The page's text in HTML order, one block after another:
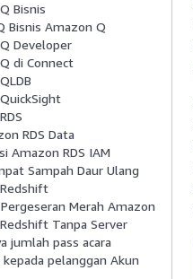
Bisnis
Bisnis Amazon Q
Developer
di Connect
RDS Data
Amazon RDS IAM
Sampah Daur Ulang
Merah Amazon
Tanpa Server
jumlah pass acara
pelanggan Akun